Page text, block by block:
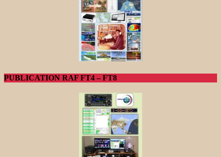
PUBLICATION RAF FT4 – FT8